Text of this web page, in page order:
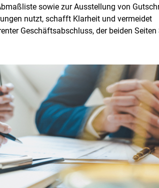
sowie zur Ausstellung von
nutzt, schafft Klarheit und vermeidet
Geschäftsabschluss, der beiden Seiten